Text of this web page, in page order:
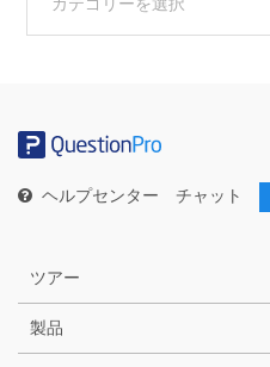
カ
ー
ヘルプセンター チャット
ツアー
製品